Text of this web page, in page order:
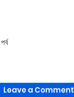
Leave a Comment